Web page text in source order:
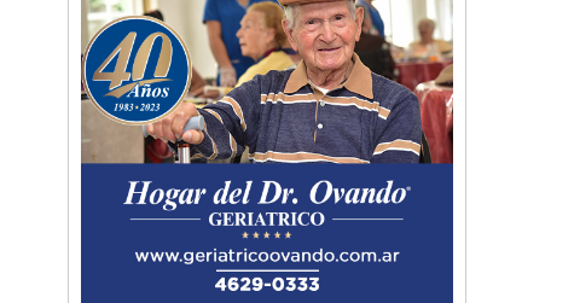
Fútbol, familia y solidaridad:
30 años del torneo de Ex
Alumnos del Colegio San José
de Morón
Bajo las estrellas: miles de
vecinos corrieron por Castelar
Norte
Morón corre de noche: llega la
primera edición del evento
atlético en Castelar
Carreras Legendarias reunió
autos, motos y aviones
históricos en Campo de Mayo